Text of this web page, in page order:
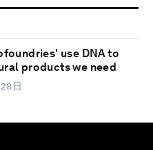
use DNA to
products we need
日